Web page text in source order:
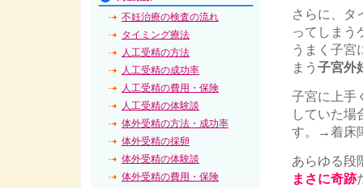
さらに、タ
ってしまう
うまく子宮
まう 子宮外
子宮に上手
していた場
す。→着床
あらゆる段
まさに奇跡
不妊治療の検査の流れ
タイミング療法
人工受精の方法
人工受精の成功率
人工受精の費用・保険
人工受精の体験談
体外受精の方法・成功率
体外受精の採卵
体外受精の体験談
体外受精の費用・保険